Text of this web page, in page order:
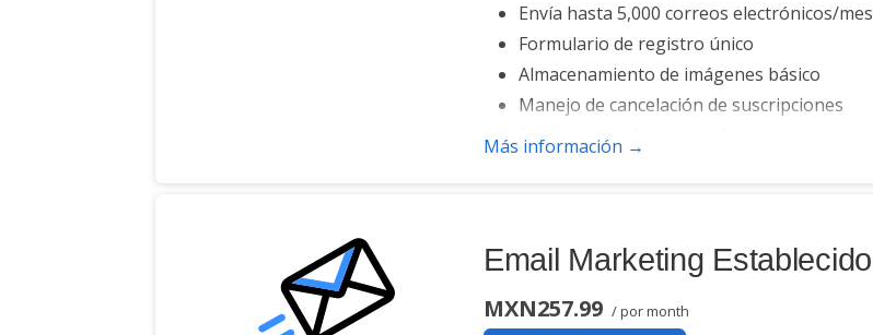
Envía hasta 5,000 correos electrónicos/mes
Formulario de registro único
Almacenamiento de imágenes básico
Manejo de cancelación de suscripciones
Funciona con Facebook, Etsy y más
Más información →
Email Marketing Establecido
MXN257.99 / por month